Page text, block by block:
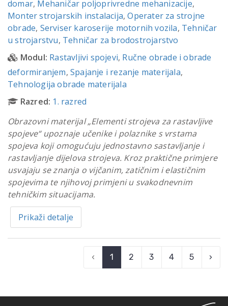
domar, Mehaničar poljoprivredne mehanizacije,
Monter strojarskih instalacija,Operater za strojne
obrade, Serviser karoserije motornih vozila, Tehničar
u strojarstvu, Tehničar za brodostrojarstvo
Modul: Rastavljivi spojevi, Ručne obrade i obrade
deformiranjem,Spajanje i rezanje materijala,
Tehnologija obrade materijala
Razred: 1. razred
Obrazovni materijal „Elementi strojeva za rastavljive
spojeve“ upoznaje učenike i polaznike s vrstama
spojeva koji omogućuju jednostavno sastavljanje i
rastavljanje dijelova strojeva. Kroz praktične primjere
usvajaju se znanja o vijčanim, zatičnim i elastičnim
spojevima te njihovoj primjeni u svakodnevnim
tehničkim situacijama.
Prikaži detalje
‹ 1 2 3 4 5 ›